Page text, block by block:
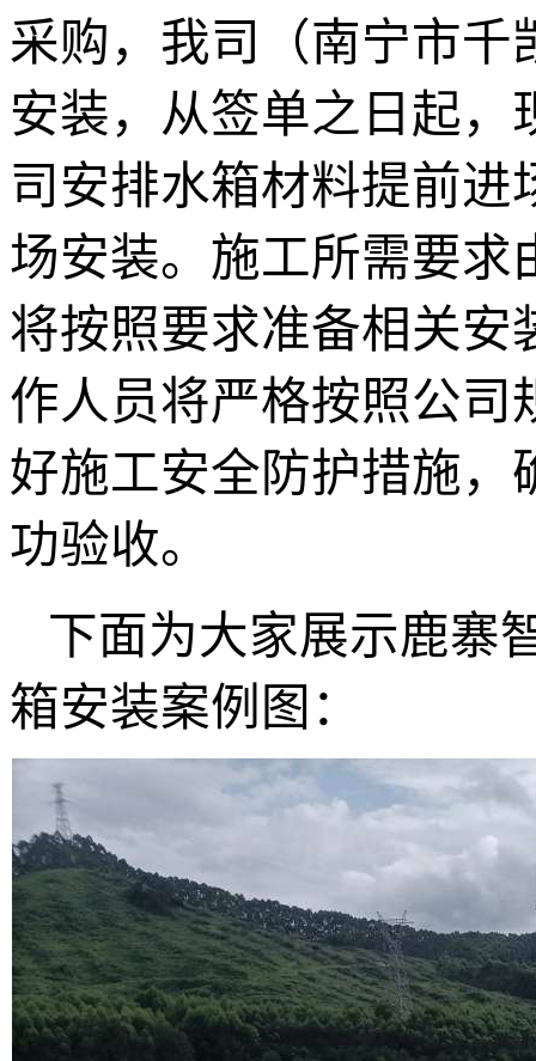
采购，我司（南宁市千
安装，从签单之日起，
司安排水箱材料提前
场安装。施工所需要求
将按照要求准备相关安
作人员将严格按照公司
好施工安全防护措施，
功验收。
下面为大家展示鹿寨
箱安装案例图：